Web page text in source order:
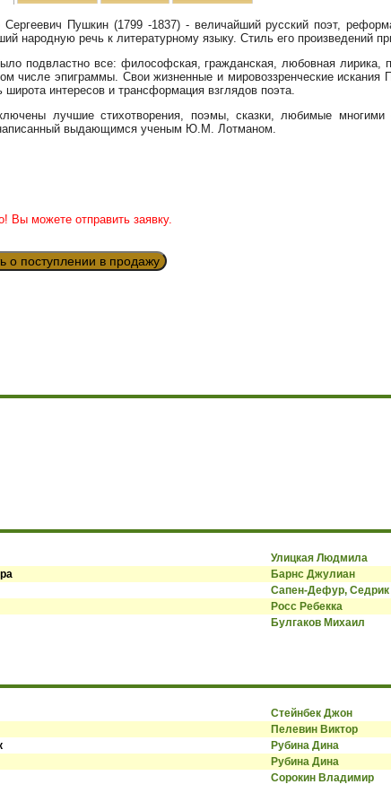
Сергеевич Пушкин (1799 -1837) - величайший русский поэт,
народную речь к литературному языку. Стиль его произведений
подвластно все: философская, гражданская, любовная лирика,
числе эпиграммы. Свои жизненные и мировоззренческие искания
широта интересов и трансформация взглядов поэта.
лучшие стихотворения, поэмы, сказки, любимые
выдающимся ученым Ю.М. Лотманом.
Вы можете отправить заявку.
о поступлении в продажу
Улицкая Людмила
Барнс Джулиан
Сапен-Дефур, Седрик
Росс Ребекка
Булгаков Михаил
Стейнбек Джон
Пелевин Виктор
Рубина Дина
Рубина Дина
Сорокин Владимир